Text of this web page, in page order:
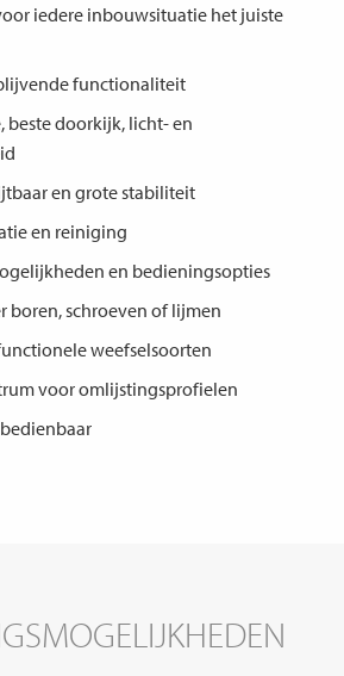
iedere inbouwsituatie het juiste
functionaliteit
beste doorkijk, licht- en
en grote stabiliteit
en reiniging
en bedieningsopties
boren, schroeven of lijmen
weefselsoorten
voor omlijstingsprofielen